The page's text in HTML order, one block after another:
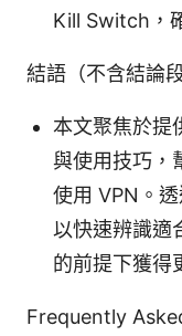
Kill Switch，
結語（不含結論
本文聚焦於提
與使用技巧，
使用 VPN。
以快速辨識適
的前提下獲得
Frequently